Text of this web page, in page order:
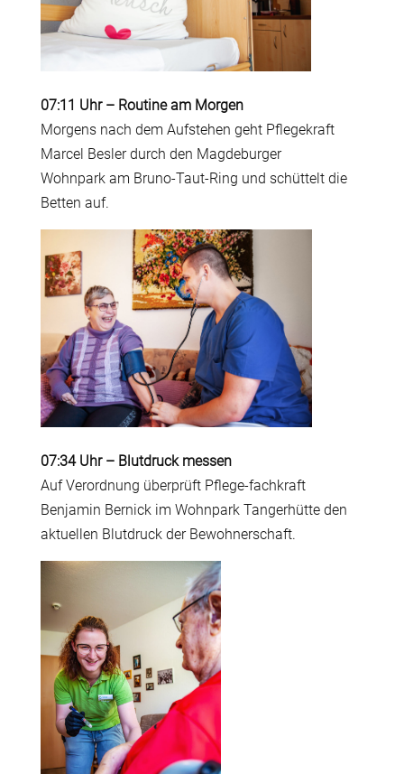
07:11 Uhr– Routine am Morgen
Morgens nach dem Aufstehen geht Pflegekraft
Marcel Besler durch den Magdeburger
Wohnpark am Bruno-Taut-Ring und schüttelt die
Betten auf.
07:34 Uhr– Blutdruck messen
Auf Verordnung überprüft Pflege-fachkraft
Benjamin Bernick im Wohnpark Tangerhütte den
aktuellen Blutdruck der Bewohnerschaft.